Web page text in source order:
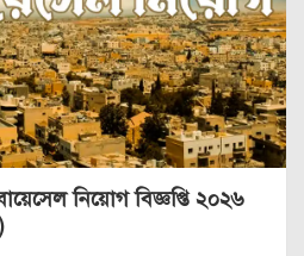
নিয়োগ বিজ্ঞপ্তি ২০২৬